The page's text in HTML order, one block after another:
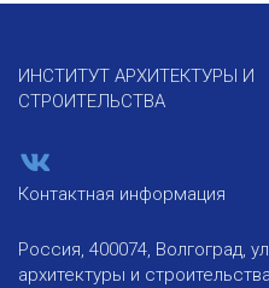
ИНСТИТУТ АРХИТЕКТУРЫ И
СТРОИТЕЛЬСТВА
Контактная информация
Россия, 400074, Волгоград,
архитектуры и